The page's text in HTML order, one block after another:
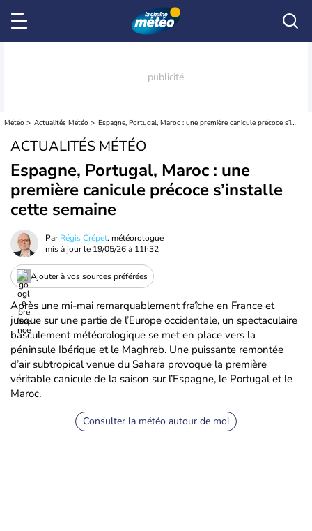
Météo Actualités Météo Espagne, Portugal, Maroc : une première canicule précoce s’installe cette semaine
ACTUALITÉS MÉTÉO
Espagne, Portugal, Maroc : une
première canicule précoce s’installe
cette semaine
ParRégis Crépet, météorologue
mis à jour le 19/05/26 à 11h32
Ajouter à vos sources préférées
Après une mi-mai remarquablement fraîche en France et
jusque sur une partie de l’Europe occidentale, un spectaculaire
basculement météorologique se met en place vers la
péninsule Ibérique et le Maghreb. Une puissante remontée
d’air subtropical venue du Sahara provoque la première
véritable canicule de la saison sur l’Espagne, le Portugal et le
Maroc.
Consulter la météo autour de moi